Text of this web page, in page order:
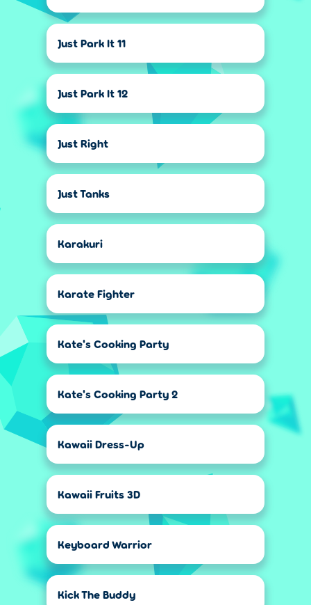
Just Park It 11
Just Park It 12
Just Right
Just Tanks
Karakuri
Karate Fighter
Kate's Cooking Party
Kate's Cooking Party 2
Kawaii Dress-Up
Kawaii Fruits 3D
Keyboard Warrior
Kick The Buddy